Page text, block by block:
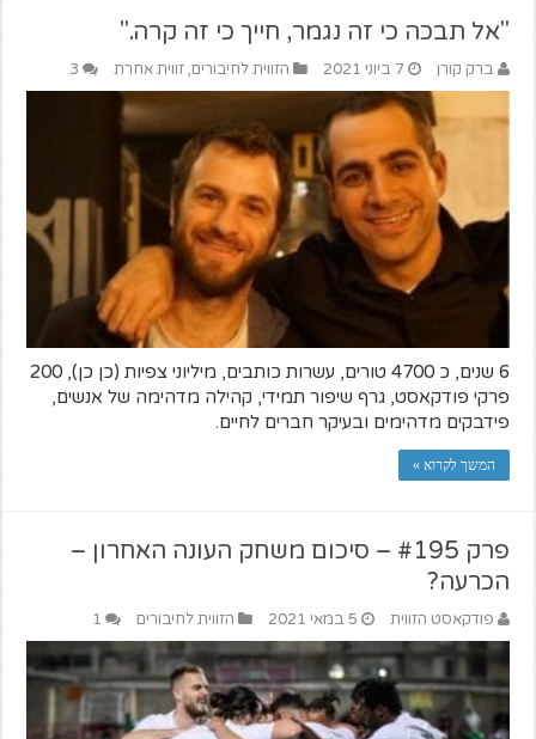
"אל תבכה כי זה נגמר, חייך כי זה קרה."
ברק קורן 7 ביוני 2021 הזווית לחיבורים,זווית אחרת 3
6 שנים, כ 4700 טורים, עשרות כותבים, מיליוני צפיות (כן כן), 200
פרקי פודקאסט, גרף שיפור תמידי, קהילה מדהימה של אנשים,
פידבקים מדהימים ובעיקר חברים לחיים.
המשך לקרוא »
פרק #195 – סיכום משחק העונה האחרון –
הכרעה?
פודקאסט הזווית 5 במאי 2021 הזווית לחיבורים 1